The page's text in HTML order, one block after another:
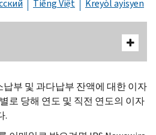
Tiếng Việt Kreyòl ayisyen
납부 및 과다납부 잔액에 대한 이자
로 당해 연도 및 직전 연도의 이자
.